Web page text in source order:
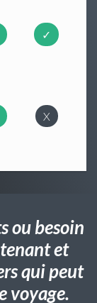
✓
X
ou besoin
et
qui peut
voyage.